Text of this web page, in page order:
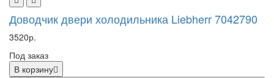
Доводчик двери холодильника Liebherr 7042790
3520р.
Под заказ
В корзину